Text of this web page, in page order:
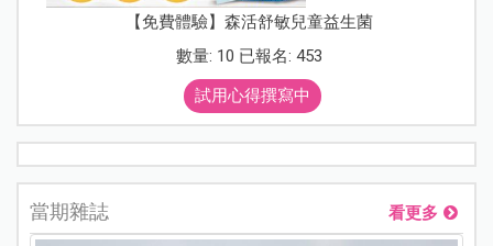
【免費體驗】森活舒敏兒童益生菌
數量: 10 已報名: 453
試用心得撰寫中
當期雜誌 看更多